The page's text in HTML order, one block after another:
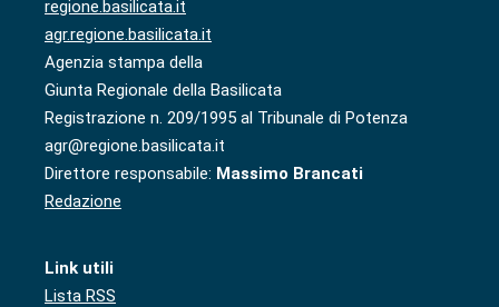
regione.basilicata.it
agr.regione.basilicata.it
Agenzia stampa della
Giunta Regionale della Basilicata
Registrazione n. 209/1995 al Tribunale di Potenza
agr@regione.basilicata.it
Direttore responsabile: Massimo Brancati
Redazione
Link utili
Lista RSS